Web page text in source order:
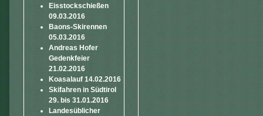
Eisstockschießen
09.03.2016
Baons-Skirennen
05.03.2016
Andreas Hofer
Gedenkfeier
21.02.2016
Koasalauf 14.02.2016
Skifahren in Südtirol
29. bis 31.01.2016
Landesüblicher